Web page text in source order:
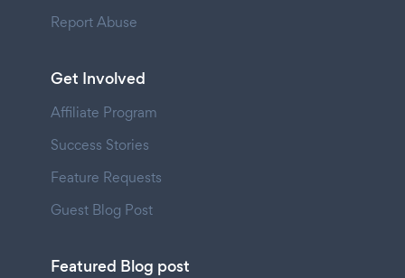
Report Abuse
Get Involved
Affiliate Program
Success Stories
Feature Requests
Guest Blog Post
Featured Blog post